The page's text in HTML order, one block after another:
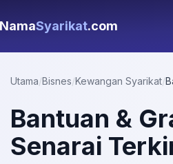
NamaSyarikat.com
Utama/Bisnes/Kewangan Syarikat/
Bantuan &
Senarai